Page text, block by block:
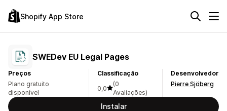
Shopify App Store
SWEDev EU Legal Pages
Preços
Plano gratuito
disponível
Classificação
0,0
(0
Avaliações)
Desenvolvedor
Pierre Sjöberg
Instalar